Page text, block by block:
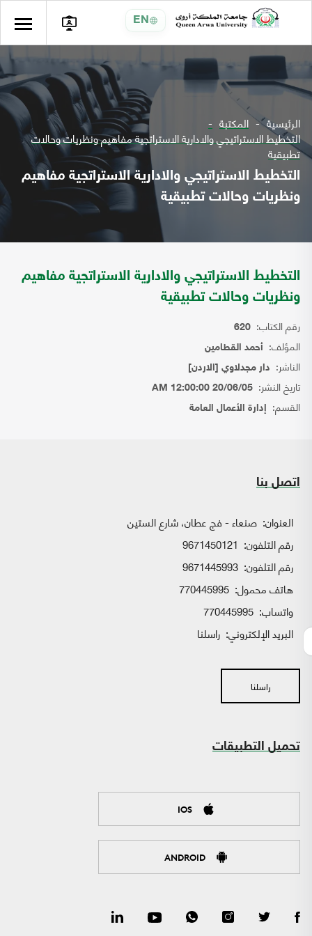
EN
الرئيسية المكتبة
التخطيط الاستراتيجي والادارية الاستراتجية مفاهيم ونظريات وحالات
تطبيقية
التخطيط الاستراتيجي والادارية الاستراتجية مفاهيم
ونظريات وحالات تطبيقية
التخطيط الاستراتيجي والادارية الاستراتجية مفاهيم
ونظريات وحالات تطبيقية
رقم الكتاب: 620
المؤلف: أحمد القطامين
الناشر: دار مجدلاوي [الاردن]
تاريخ النشر: 20/06/05 12:00:00 AM
القسم: إدارة الأعمال العامة
اتصل بنا
العنوان: صنعاء - فج عطان، شارع الستين
رقم التلفون: 9671450121
رقم التلفون: 9671445993
هاتف محمول: 770445995
واتساب:
البريد الإلكتروني: راسلنا
راسلنا
تحميل التطبيقات
IOS
ANDROID